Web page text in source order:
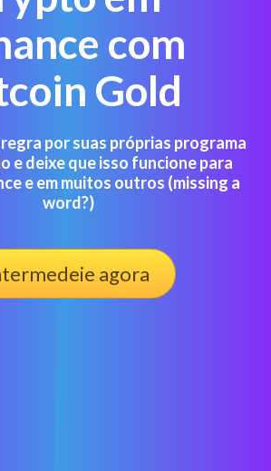
com
Gold
por suas próprias programa
e deixe que isso funcione para
e em muitos outros (missing a
word?)
agora